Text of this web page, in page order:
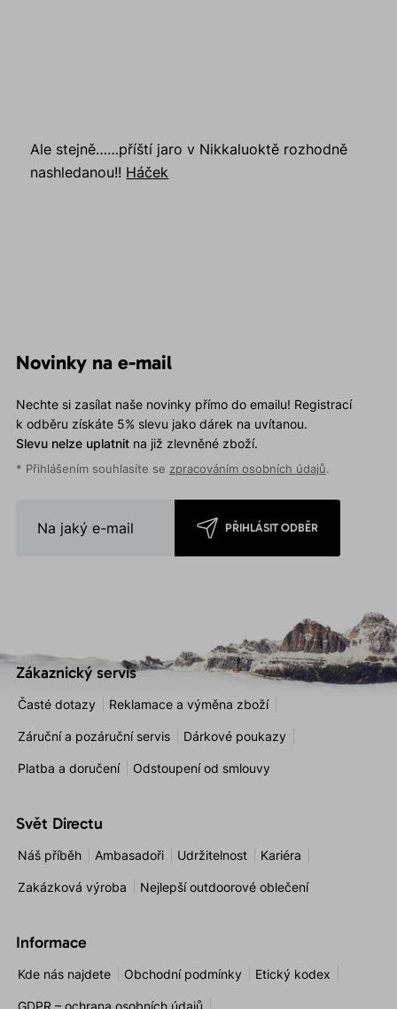
Ale stejně……příští jaro v Nikkaluoktě rozhodně
nashledanou!! Háček
Novinky na e-mail
Nechte si zasílat naše novinky přímo do emailu! Registrací
k odběru získáte 5% slevu jako dárek na uvítanou.
Slevu nelze uplatnitna již zlevněné zboží.
* Přihlášením souhlasíte se zpracováním osobních údajů.
PŘIHLÁSIT ODBĚR
Zákaznický servis
Časté dotazy Reklamace a výměna zboží
Záruční a pozáruční servis Dárkové poukazy
Platba a doručení Odstoupení od smlouvy
Svět Directu
Náš příběh Ambasadoři Udržitelnost Kariéra
Zakázková výroba Nejlepší outdoorové oblečení
Informace
Kde nás najdete Obchodní podmínky Etický kodex
GDPR – ochrana osobních údajů